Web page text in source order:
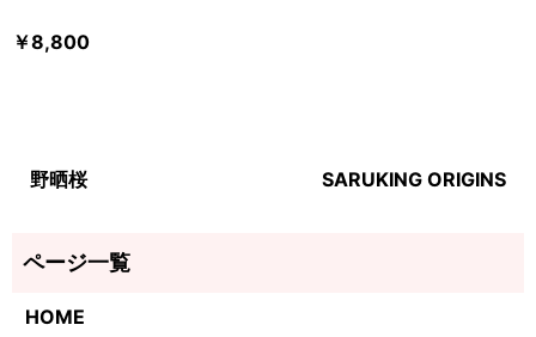
￥8,800
野晒桜 SARUKING ORIGINS
HOME